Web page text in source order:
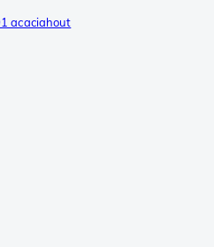
acaciahout